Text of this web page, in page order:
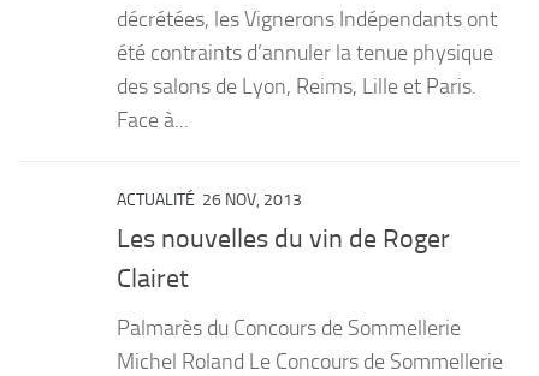
décrétées, les Vignerons Indépendants ont
été contraints d’annuler la tenue physique
des salons de Lyon, Reims, Lille et Paris.
Face à...
ACTUALITÉ 26 NOV, 2013
Les nouvelles du vin de Roger
Clairet
Palmarès du Concours de Sommellerie
Michel Roland Le Concours de Sommellerie